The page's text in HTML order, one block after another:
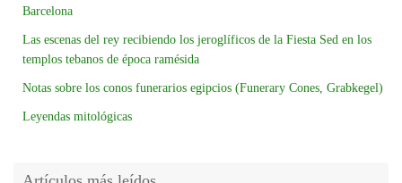
Barcelona
Las escenas del rey recibiendo los jeroglíficos de la Fiesta Sed en los
templos tebanos de época ramésida
Notas sobre los conos funerarios egipcios (Funerary Cones, Grabkegel)
Leyendas mitológicas